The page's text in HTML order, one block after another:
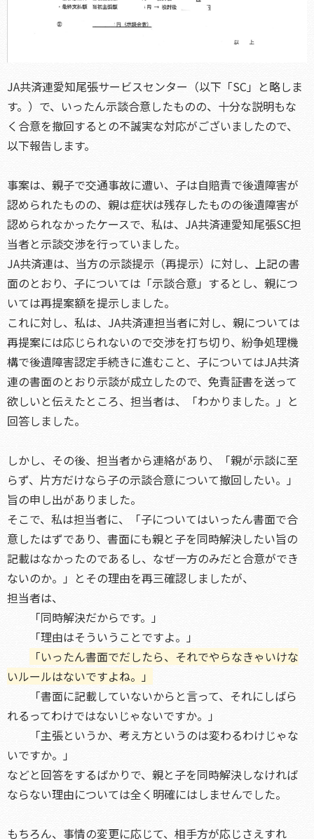
JA共済連愛知尾張サービスセンター（以下「SC」と略しま
す。）で、いったん示談合意したものの、十分な説明もな
く合意を撤回するとの不誠実な対応がございましたので、
以下報告します。
事案は、親子で交通事故に遭い、子は自賠責で後遺障害が
認められたものの、親は症状は残存したものの後遺障害が
認められなかったケースで、私は、JA共済連愛知尾張SC担
当者と示談交渉を行っていました。
JA共済連は、当方の示談提示（再提示）に対し、上記の書
面のとおり、子については「示談合意」するとし、親につ
いては再提案額を提示しました。
これに対し、私は、JA共済連担当者に対し、親については
再提案には応じられないので交渉を打ち切り、紛争処理機
構で後遺障害認定手続きに進むこと、子についてはJA共済
連の書面のとおり示談が成立したので、免責証書を送って
欲しいと伝えたところ、担当者は、「わかりました。」と
回答しました。
しかし、その後、担当者から連絡があり、「親が示談に至
らず、片方だけなら子の示談合意について撤回したい。」
旨の申し出がありました。
そこで、私は担当者に、「子についてはいったん書面で合
意したはずであり、書面にも親と子を同時解決したい旨の
記載はなかったのであるし、なぜ一方のみだと合意ができ
ないのか。」とその理由を再三確認しましたが、
担当者は、
「同時解決だからです。」
「理由はそういうことですよ。」
「いったん書面でだしたら、それでやらなきゃいけな
いルールはないですよね。」
「書面に記載していないからと言って、それにしばら
れるってわけではないじゃないですか。」
「主張というか、考え方というのは変わるわけじゃな
いですか。」
などと回答をするばかりで、親と子を同時解決しなければ
ならない理由については全く明確にはしませんでした。
もちろん、事情の変更に応じて、相手方が応じさえすれ